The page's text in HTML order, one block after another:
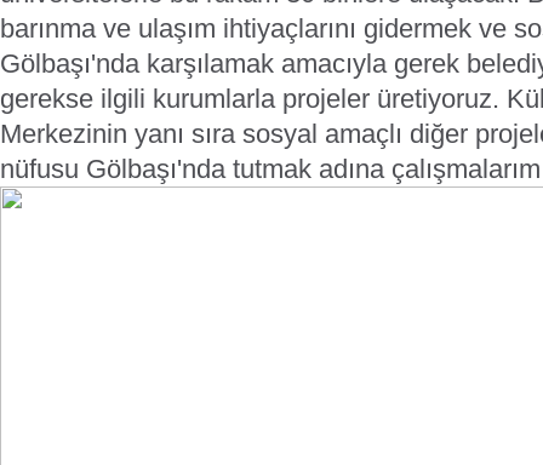
barınma ve ulaşım ihtiyaçlarını gidermek ve
Gölbaşı'nda karşılamak amacıyla gerek
gerekse ilgili kurumlarla projeler üretiyoruz.
Merkezinin yanı sıra sosyal amaçlı diğer
nüfusu Gölbaşı'nda tutmak adına